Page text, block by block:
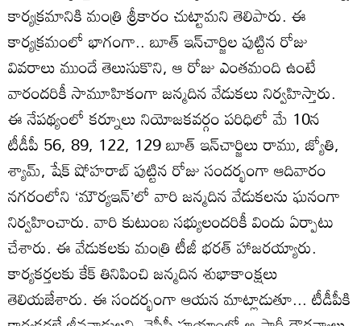
కార్యక్రమానికి మంత్రి శ్రీకారం చుట్టామని తెలిపారు. ఈ
కార్యక్రమంలో భాగంగా.. బూత్‌ ఇన్‌చార్జిల పుట్టిన రోజు
వివరాలు ముందే తెలుసుకొని, ఆ రోజు ఎంతమంది ఉంటే
వారందరికీ సామూహికంగా జన్మదిన వేడుకలు నిర్వహిస్తారు.
ఈ నేపథ్యంలో కర్నూలు నియోజకవర్గం పరిధిలో మే 10న
టీడీపీ 56, 89, 122, 129 బూత్‌ ఇన్‌చార్జిలు రాము, జ్యోతి,
శ్యామ్‌, షేక్‌ షోహరాబ్‌ పుట్టిన రోజు సందర్భంగా ఆదివారం
నగరంలోని ‘మౌర్యఇన్‌’లో వారి జన్మదిన వేడుకలను ఘనంగా
నిర్వహించారు. వారి కుటుంబ సభ్యులందరికీ విందు ఏర్పాటు
చేశారు. ఈ వేడుకలకు మంత్రి టీజీ భరత్‌ హాజరయ్యారు.
కార్యకర్తలకు కేక్‌ తినిపించి జన్మదిన శుభాకాంక్షలు
తెలియజేశారు. ఈ సందర్భంగా ఆయన మాట్లాడుతూ... టీడీపీకి